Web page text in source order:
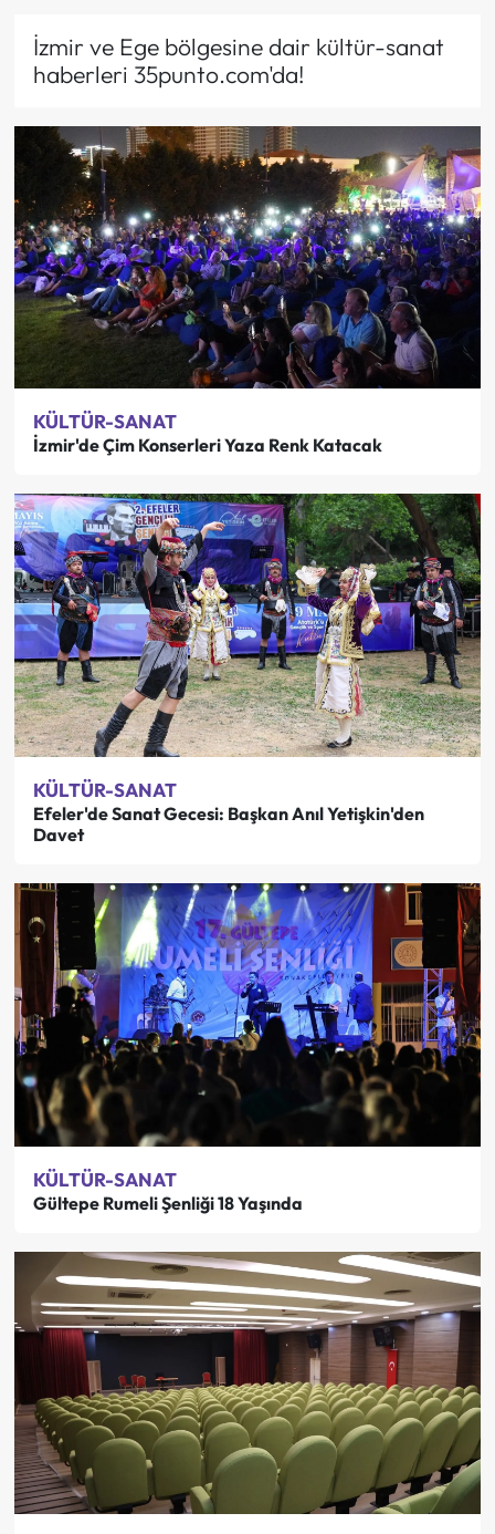
İzmir ve Ege bölgesine dair kültür-sanat
haberleri 35punto.com'da!
KÜLTÜR-SANAT
İzmir'de Çim Konserleri Yaza Renk Katacak
KÜLTÜR-SANAT
Efeler'de Sanat Gecesi: Başkan Anıl Yetişkin'den
Davet
KÜLTÜR-SANAT
Gültepe Rumeli Şenliği 18 Yaşında